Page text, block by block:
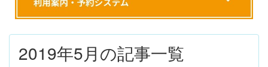
2019年5月の記事一覧